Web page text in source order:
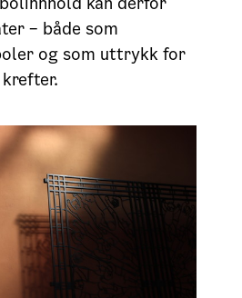
– både som
og som uttrykk for